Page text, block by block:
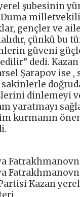
şubesinin
Duma
gençler ve
çünkü bu
güveni
dedi.
Şarapov ise ,
dinlemeyi
yaratmayı
kurmanın
Kazan